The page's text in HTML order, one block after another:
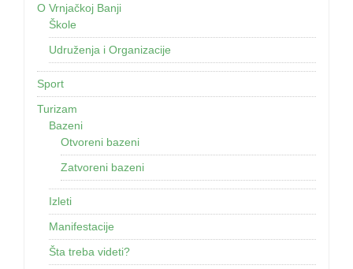
O Vrnjačkoj Banji
Škole
Udruženja i Organizacije
Sport
Turizam
Bazeni
Otvoreni bazeni
Zatvoreni bazeni
Izleti
Manifestacije
Šta treba videti?